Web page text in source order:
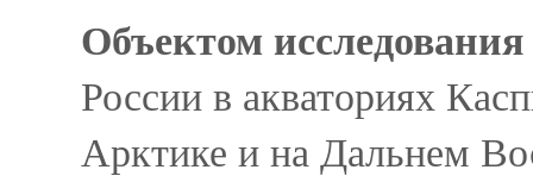
Объектом исследования
России в акваториях
Арктике и на Дальнем